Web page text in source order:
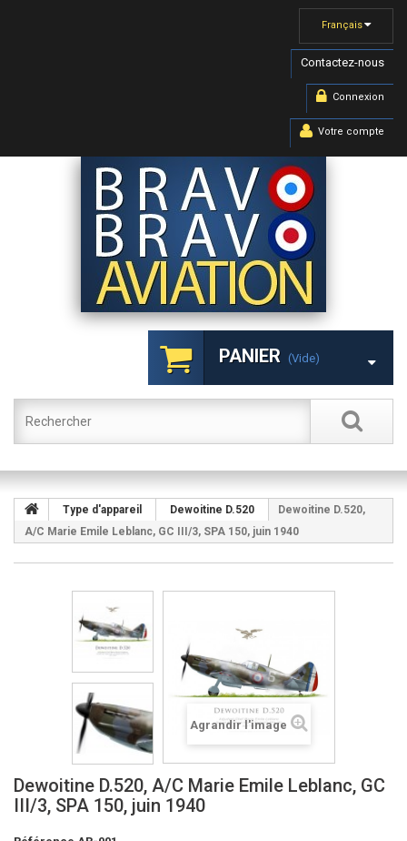
Français
Contactez-nous
Connexion
Votre compte
PANIER (vide)
Type d'appareil Dewoitine D.520
Dewoitine D.520,
A/C Marie Emile Leblanc, GC III/3, SPA 150, juin 1940
Agrandir l'image
Dewoitine D.520, A/C Marie Emile Leblanc, GC
III/3, SPA 150, juin 1940